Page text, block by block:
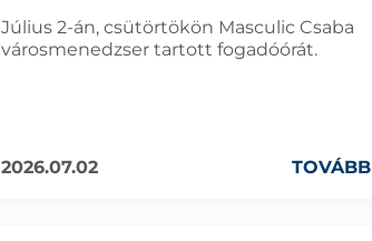
Július 2-án, csütörtökön Masculic Csaba
városmenedzser tartott fogadóórát.
2026.07.02 TOVÁBB